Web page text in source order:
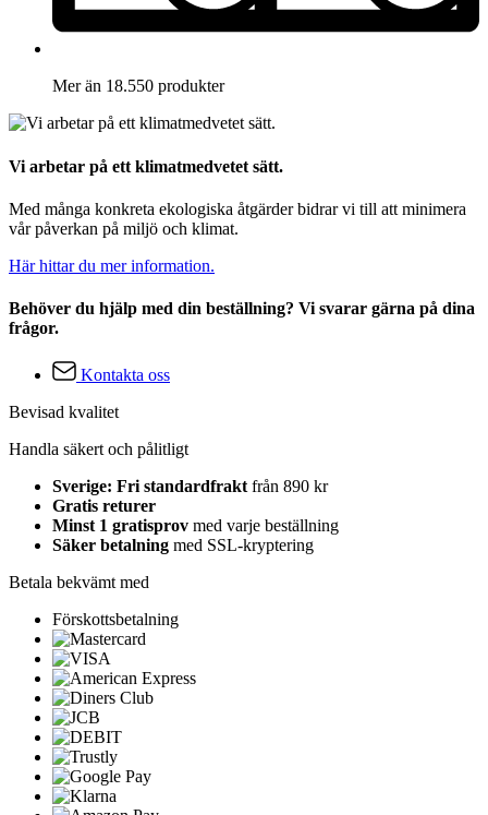
Mer än 18.550 produkter
Vi arbetar på ett klimatmedvetet sätt.
Med många konkreta ekologiska åtgärder bidrar vi till att minimera
vår påverkan på miljö och klimat.
Här hittar du mer information.
Behöver du hjälp med din beställning? Vi svarar gärna på dina
frågor.
Kontakta oss
Bevisad kvalitet
Handla säkert och pålitligt
Sverige: Fri standardfraktfrån 890 kr
Gratis returer
Minst 1 gratisprov med varje beställning
Säker betalning med SSL-kryptering
Betala bekvämt med
Förskottsbetalning